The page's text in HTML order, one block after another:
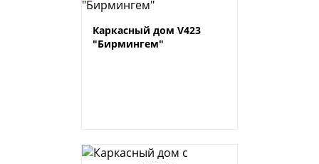
Каркасный дом V423
"Бирмингем"